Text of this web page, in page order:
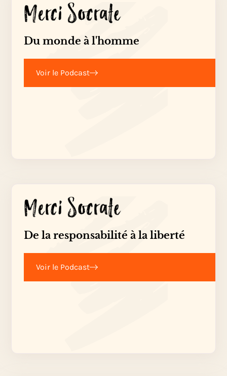
Du monde à l'homme
Voir le Podcast
De la responsabilité à la liberté
Voir le Podcast